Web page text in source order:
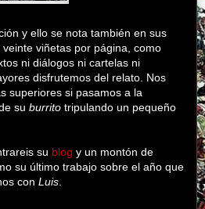
y ello se nota también en sus
viñetas por página, como
ni diálogos ni cartelas ni
disfrutemos del relato. Nos
superiores si pasamos a la
su burrito tripulando un pequeño
su blog y un montón de
su último trabajo sobre el año que
con Luis